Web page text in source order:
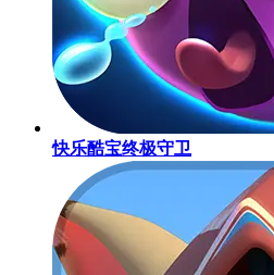
快乐酷宝终极守卫